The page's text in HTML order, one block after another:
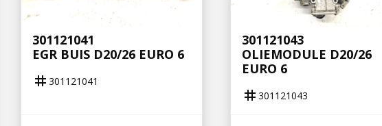
301121041
EGR BUIS D20/26 EURO 6
tag 301121041
301121043
OLIEMODULE D20/26
EURO 6
tag 301121043